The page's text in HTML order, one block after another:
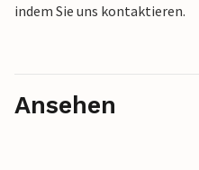
indem Sie uns kontaktieren.
Ansehen